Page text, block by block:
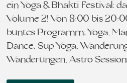
ein Yoga & Bhakti Festival:
Volume 2! Von 8:00 bis
buntes Programm: Yoga,
Dance, Sup Yoga,
Wanderungen, Astro